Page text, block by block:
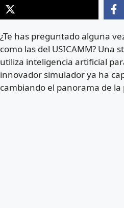
¿Te has preguntado alguna
como las del USICAMM?
utiliza inteligencia artificial
innovador simulador ya ha
cambiando el panorama de